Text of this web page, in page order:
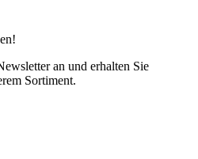
an und erhalten Sie
Sortiment.